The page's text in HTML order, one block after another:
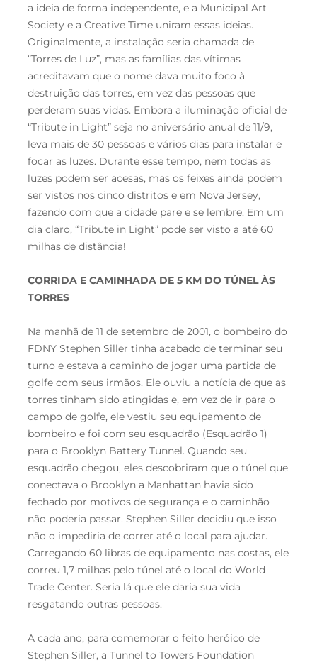
a ideia de forma independente, e a Municipal Art
Society e a Creative Time uniram essas ideias.
Originalmente, a instalação seria chamada de
“Torres de Luz”, mas as famílias das vítimas
acreditavam que o nome dava muito foco à
destruição das torres, em vez das pessoas que
perderam suas vidas. Embora a iluminação oficial de
“Tribute in Light” seja no aniversário anual de 11/9,
leva mais de 30 pessoas e vários dias para instalar e
focar as luzes. Durante esse tempo, nem todas as
luzes podem ser acesas, mas os feixes ainda podem
ser vistos nos cinco distritos e em Nova Jersey,
fazendo com que a cidade pare e se lembre. Em um
dia claro, “Tribute in Light” pode ser visto a até 60
milhas de distância!
CORRIDA E CAMINHADA DE 5 KM DO TÚNEL ÀS
TORRES
Na manhã de 11 de setembro de 2001, o bombeiro do
FDNY Stephen Siller tinha acabado de terminar seu
turno e estava a caminho de jogar uma partida de
golfe com seus irmãos. Ele ouviu a notícia de que as
torres tinham sido atingidas e, em vez de ir para o
campo de golfe, ele vestiu seu equipamento de
bombeiro e foi com seu esquadrão (Esquadrão 1)
para o Brooklyn Battery Tunnel. Quando seu
esquadrão chegou, eles descobriram que o túnel que
conectava o Brooklyn a Manhattan havia sido
fechado por motivos de segurança e o caminhão
não poderia passar. Stephen Siller decidiu que isso
não o impediria de correr até o local para ajudar.
Carregando 60 libras de equipamento nas costas, ele
correu 1,7 milhas pelo túnel até o local do World
Trade Center. Seria lá que ele daria sua vida
resgatando outras pessoas.
A cada ano, para comemorar o feito heróico de
Stephen Siller, a Tunnel to Towers Foundation